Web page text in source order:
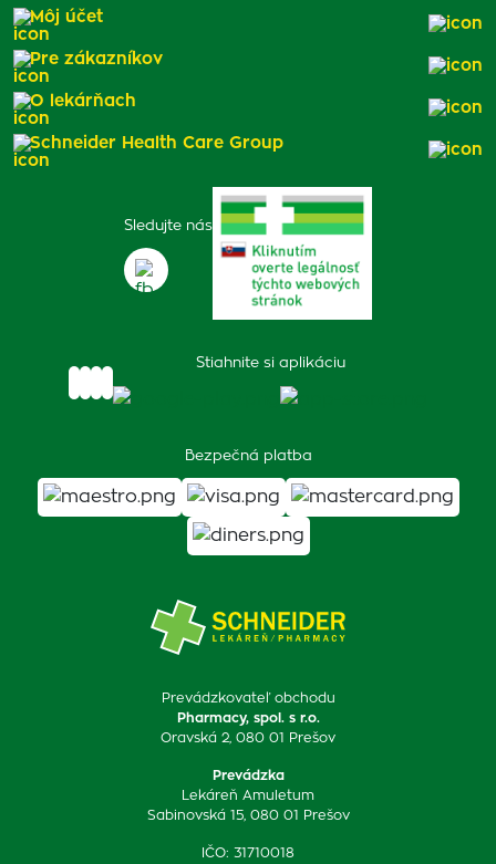
Prevádzkovateľ obchodu
Pharmacy, spol. s r.o.
Oravská 2, 080 01 Prešov
Prevádzka
Lekáreň Amuletum
Sabinovská 15, 080 01 Prešov
IČO: 31710018
Sledujte nás
Stiahnite si aplikáciu
Bezpečná platba
Môj účet
Pre zákazníkov
O lekárňach
Schneider Health Care Group